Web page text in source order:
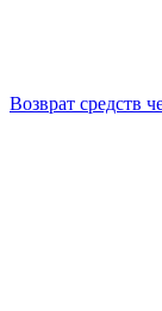
Возврат средств